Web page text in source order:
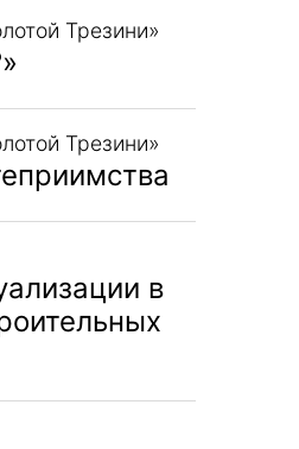
Трезини»
Трезини»
в